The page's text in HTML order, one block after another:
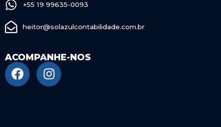
+55 19 99635-0093
heitor@solazulcontabilidade.com.br
ACOMPANHE-NOS
F
a
I
n